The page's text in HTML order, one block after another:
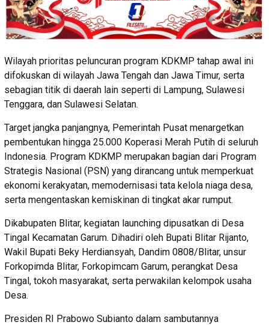
Wilayah prioritas peluncuran program KDKMP tahap awal ini
difokuskan di wilayah Jawa Tengah dan Jawa Timur, serta
sebagian titik di daerah lain seperti di Lampung, Sulawesi
Tenggara, dan Sulawesi Selatan.
Target jangka panjangnya, Pemerintah Pusat menargetkan
pembentukan hingga 25.000 Koperasi Merah Putih di seluruh
Indonesia. Program KDKMP merupakan bagian dari Program
Strategis Nasional (PSN) yang dirancang untuk memperkuat
ekonomi kerakyatan, memodernisasi tata kelola niaga desa,
serta mengentaskan kemiskinan di tingkat akar rumput.
Dikabupaten Blitar, kegiatan launching dipusatkan di Desa
Tingal Kecamatan Garum. Dihadiri oleh Bupati Blitar Rijanto,
Wakil Bupati Beky Herdiansyah, Dandim 0808/Blitar, unsur
Forkopimda Blitar, Forkopimcam Garum, perangkat Desa
Tingal, tokoh masyarakat, serta perwakilan kelompok usaha
Desa.
Presiden RI Prabowo Subianto dalam sambutannya